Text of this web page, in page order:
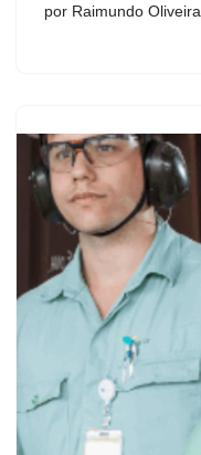
por Raimundo Oliveira